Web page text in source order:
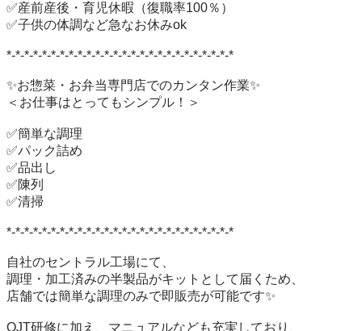
✅産前産後・育児休暇（復職率100％）
✅子供の体調など急なお休みok
*-*-*-*-*-*-*-*-*-*-*-*-*-*-*-*-*-*-*-*-*-*-*-*-*-*
✨お惣菜・お弁当専門店でのカンタン作業✨
＜お仕事はとってもシンプル！＞
✅簡単な調理
✅パック詰め
✅品出し
✅陳列
✅清掃
*-*-*-*-*-*-*-*-*-*-*-*-*-*-*-*-*-*-*-*-*-*-*-*-*-*
自社のセントラル工場にて、
調理・加工済みの半製品がキットとして届くため、
店舗では簡単な調理のみで即販売が可能です✨
OJT研修に加え、マニュアルなども充実しており、